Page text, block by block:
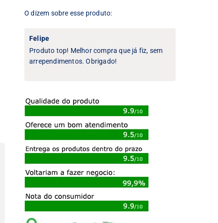
O dizem sobre esse produto:
Felipe
Produto top! Melhor compra que já fiz, sem
arrependimentos. Obrigado!